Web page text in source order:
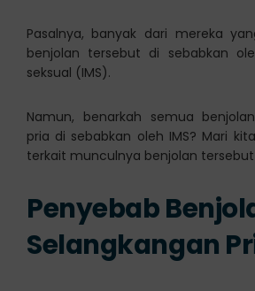
Pasalnya, banyak dari mereka
benjolan tersebut di sebabkan
seksual (IMS).
Namun, benarkah semua
pria di sebabkan oleh IMS? Mari
terkait munculnya benjolan tersebut
Penyebab
Selangkangan